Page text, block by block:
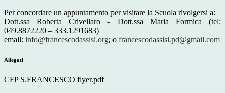
Per concordare un appuntamento per visitare la Scuola rivolgersi a:
Dott.ssa Roberta Crivellaro - Dott.ssa Maria Formica (tel:
049.8872220 – 333.1291683)
email: info@francescodassisi.org; o francescodassisi.pd@gmail.com
Allegati
CFP S.FRANCESCO flyer.pdf